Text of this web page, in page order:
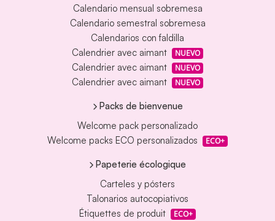
Calendario mensual sobremesa
Calendario semestral sobremesa
Calendarios con faldilla
Calendrier avec aimant
NUEVO
Calendrier avec aimant NUEVO
Calendrier avec aimant NUEVO
Packs de bienvenue
Welcome pack personalizado
Welcome packs ECO personalizados
ECO+
Papeterie écologique
Carteles y pósters
Talonarios autocopiativos
Étiquettes de produit
ECO+